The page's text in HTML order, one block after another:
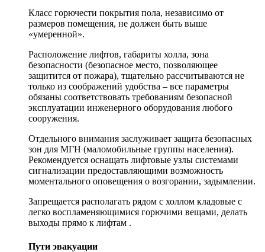
Класс горючести покрытия пола, независимо от
размеров помещения, не должен быть выше
«умеренной».
Расположение лифтов, габариты холла, зона
безопасности (безопасное место, позволяющее
защитится от пожара), тщательно рассчитываются не
только из соображений удобства – все параметры
обязаны соответствовать требованиям безопасной
эксплуатации инженерного оборудования любого
сооружения.
Отдельного внимания заслуживает защита безопасных
зон для МГН (маломобильные группы населения).
Рекомендуется оснащать лифтовые узлы системами
сигнализации предоставляющими возможность
моментального оповещения о возгорании, задымлении.
Запрещается располагать рядом с холлом кладовые с
легко воспламеняющимися горючими вещами, делать
выходы прямо к лифтам .
Пути эвакуации